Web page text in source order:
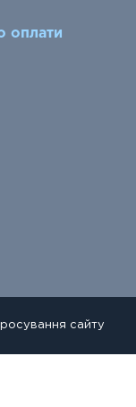
оплати
сайту